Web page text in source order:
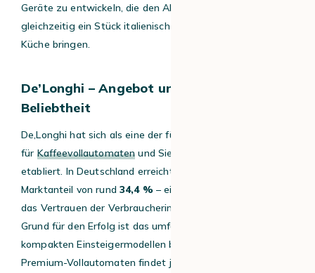
Geräte zu entwickeln, die den Alltag erleichtern und
gleichzeitig ein Stück italienische Kaffeekultur in die
Küche bringen.
De’Longhi –Angebot und
Beliebtheit
De ‚Longhi hat sich als eine der führenden Marken
für Kaffeevollautomaten und Siebträgermaschinen
etabliert . In Deutschland erreichte die Marke 2025 einen
Marktanteil von rund 34,4 % – ein deutliches Zeichen für
das Vertrauen der Verbraucherinnen
Grund fürden Erfolg ist das umfassende Angebot: Von
kompakten Einsteigermodellen bis zu luxuriösen
Premium-Vollautomaten findet jeder das passende Gerät